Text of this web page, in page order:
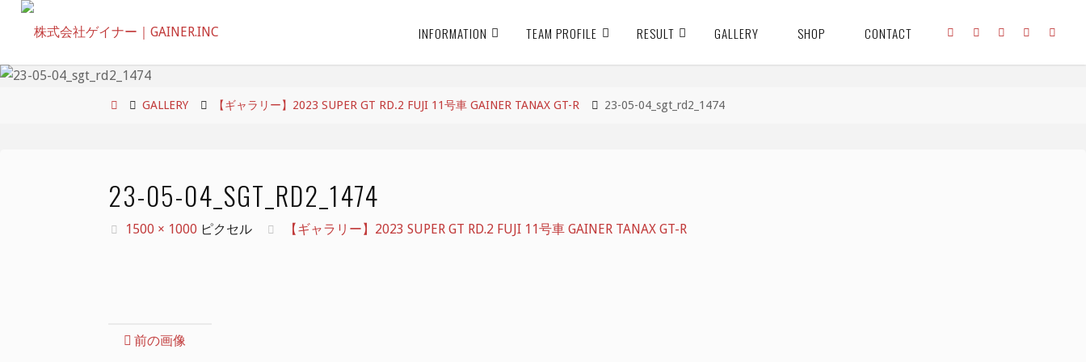
ン
INFORMATION TEAM PROFILE RESULT GALLERY SHOP CONTACT
ホ
GALLERY 【ギャラリー】2023 SUPER GT RD.2 FUJI 11号車 GAINER TANAX GT-R 23-05-04_sgt_rd2_1474
23-05-04_SGT_RD2_1474
フ
1500 × 1000 ピクセル 【ギャラリー】2023 SUPER GT RD.2 FUJI 11号車 GAINER TANAX GT-R
前の画像